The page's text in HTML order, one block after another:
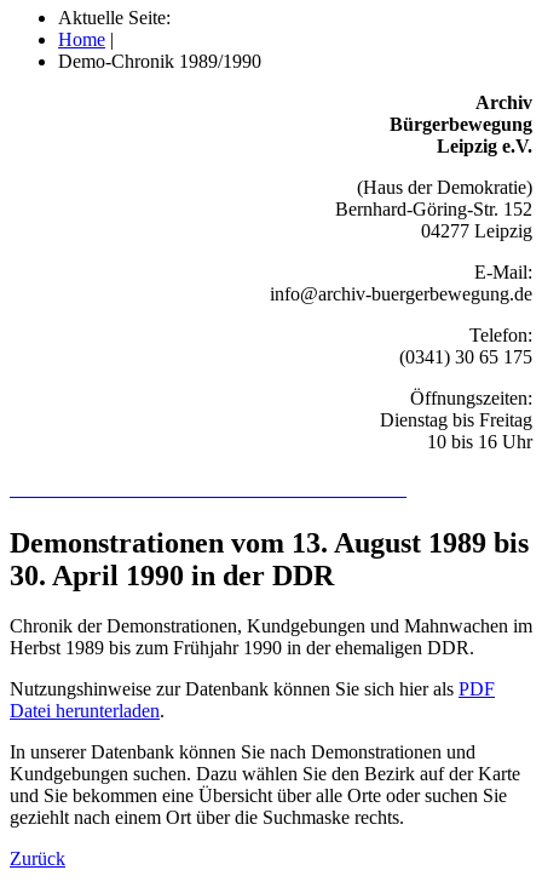
Aktuelle Seite:
Home |
Demo-Chronik 1989/1990
Archiv
Bürgerbewegung
Leipzig e.V.
(Haus der Demokratie)
Bernhard-Göring-Str. 152
04277 Leipzig
E-Mail:
info@archiv-buergerbewegung.de
Telefon:
(0341) 30 65 175
Öffnungszeiten:
Dienstag bis Freitag
10 bis 16 Uhr
Demonstrationen vom 13. August 1989 bis
30. April 1990 in der DDR
Chronik der Demonstrationen, Kundgebungen und Mahnwachen im
Herbst 1989 bis zum Frühjahr 1990 in der ehemaligen DDR.
Nutzungshinweise zur Datenbank können Sie sich hier als PDF
Datei herunterladen.
In unserer Datenbank können Sie nach Demonstrationen und
Kundgebungen suchen. Dazu wählen Sie den Bezirk auf der Karte
und Sie bekommen eine Übersicht über alle Orte oder suchen Sie
geziehlt nach einem Ort über die Suchmaske rechts.
Zurück